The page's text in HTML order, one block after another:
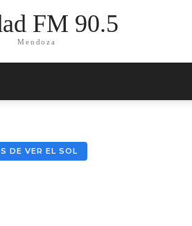
FM 90.5
Mendoza
DE VER EL SOL